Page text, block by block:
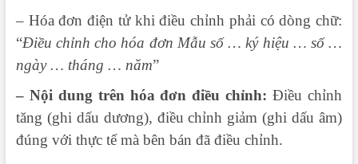
– Hóa đơn điện tử khi điều chỉnh phải có dòng chữ:
“Điều chỉnh cho hóa đơn Mẫu số … ký hiệu … số …
ngày … tháng … năm”
– Nội dung trên hóa đơn điều chỉnh: Điều chỉnh
tăng (ghi dấu dương), điều chỉnh giảm (ghi dấu âm)
đúng với thực tế mà bên bán đã điều chỉnh.